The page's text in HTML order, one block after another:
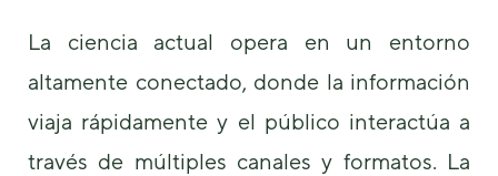
La ciencia actual opera en un entorno
altamente conectado, donde la información
viaja rápidamente y el público interactúa a
través de múltiples canales y formatos. La